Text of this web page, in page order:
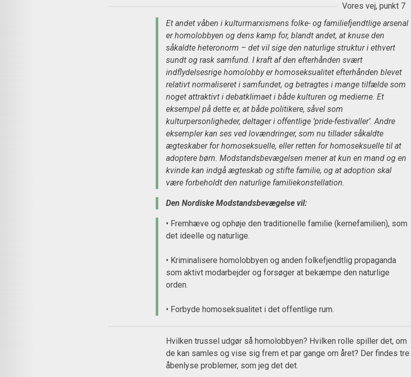
Et andet våben i kulturmarxismens folke- og familiefjendtlige arsenal
er homolobbyen og dens kamp for, blandt andet, at knuse den
såkaldte heteronorm – det vil sige den naturlige struktur i ethvert
sundt og rask samfund. I kraft af den efterhånden svært
indflydelsesrige homolobby er homoseksualitet efterhånden blevet
relativt normaliseret i samfundet, og betragtes i mange tilfælde som
noget attraktivt i debatklimaet i både kulturen og medierne. Et
eksempel på dette er, at både politikere, såvel som
kulturpersonligheder, deltager i offentlige ’pride-festivaller’. Andre
eksempler kan ses ved lovændringer, som nu tillader såkaldte
ægteskaber for homoseksuelle, eller retten for homoseksuelle til at
adoptere børn. Modstandsbevægelsen mener at kun en mand og en
kvinde kan indgå ægteskab og stifte familie, og at adoption skal
være forbeholdt den naturlige familiekonstellation.
Den Nordiske Modstandsbevægelse vil:
• Fremhæve og ophøje den traditionelle familie (kernefamilien), som
det ideelle og naturlige.
• Kriminalisere homolobbyen og anden folkefjendtlig propaganda
som aktivt modarbejder og forsøger at bekæmpe den naturlige
orden.
• Forbyde homoseksualitet i det offentlige rum.
Vores vej, punkt 7
Hvilken trussel udgør så homolobbyen? Hvilken rolle spiller det, om
de kan samles og vise sig frem et par gange om året? Der findes tre
åbenlyse problemer, som jeg det det.